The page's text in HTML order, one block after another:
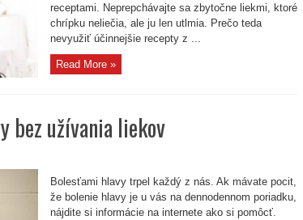
receptami. Neprepchávajte sa zbytočne liekmi, ktoré
chrípku neliečia, ale ju len utlmia. Prečo teda
nevyužiť účinnejšie recepty z ...
Read More »
bez užívania liekov
Bolesťami hlavy trpel každý z nás. Ak mávate pocit,
že bolenie hlavy je u vás na dennodennom poriadku,
nájdite si informácie na internete ako si pomôcť.